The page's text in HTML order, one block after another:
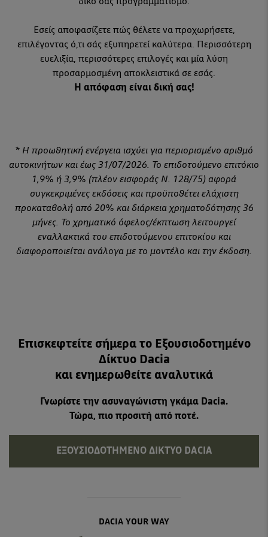
Εσείς αποφασίζετε πώς θέλετε να προχωρήσετε,
επιλέγοντας ό,τι σάς εξυπηρετεί καλύτερα. Περισσότερη
ευελιξία, περισσότερες επιλογές και μία λύση
προσαρμοσμένη αποκλειστικά σε εσάς.
Η απόφαση είναι δική σας!
* Η προωθητική ενέργεια ισχύει για περιορισμένο αριθμό
αυτοκινήτων και έως 31/07/2026. Το επιδοτούμενο επιτόκιο
1,9% ή 3,9% (πλέον εισφοράς Ν. 128/75) αφορά
συγκεκριμένες εκδόσεις και προϋποθέτει ελάχιστη
προκαταβολή από 20% και διάρκεια χρηματοδότησης 36
μήνες. Το χρηματικό όφελος/έκπτωση λειτουργεί
εναλλακτικά του επιδοτούμενου επιτοκίου και
διαφοροποιείται ανάλογα με το μοντέλο και την έκδοση.
Επισκεφτείτε σήμερα το Εξουσιοδοτημένο
Δίκτυο Dacia
και ενημερωθείτε αναλυτικά
Γνωρίστε την ασυναγώνιστη γκάμα Dacia.
Τώρα, πιο προσιτή από ποτέ.
ΕΞΟΥΣΙΟΔΟΤΗΜΈΝΟ ΔΊΚΤΥΟ DACIA
DACIA YOUR WAY